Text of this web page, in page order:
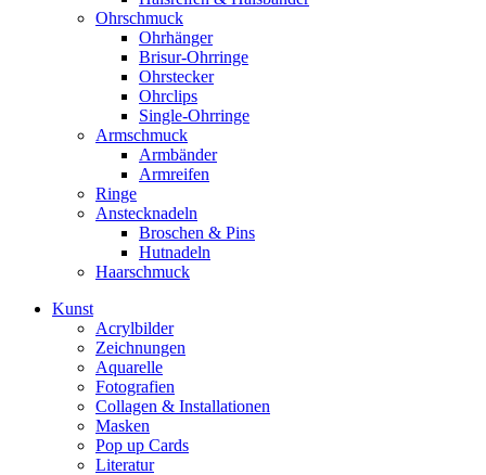
Ohrschmuck
Ohrhänger
Brisur-Ohrringe
Ohrstecker
Ohrclips
Single-Ohrringe
Armschmuck
Armbänder
Armreifen
Ringe
Anstecknadeln
Broschen & Pins
Hutnadeln
Haarschmuck
Kunst
Acrylbilder
Zeichnungen
Aquarelle
Fotografien
Collagen & Installationen
Masken
Pop up Cards
Literatur